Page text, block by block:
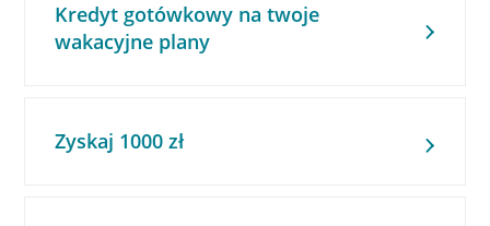
Kredyt gotówkowy na twoje
wakacyjne plany
Zyskaj 1000 zł